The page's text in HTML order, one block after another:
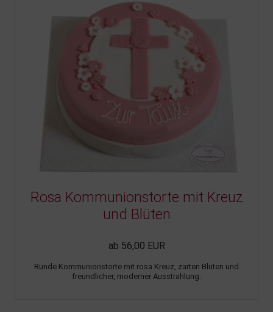
Rosa Kommunionstorte mit Kreuz
und Blüten
ab 56,00 EUR
Runde Kommunionstorte mit rosa Kreuz, zarten Blüten und
freundlicher, moderner Ausstrahlung.